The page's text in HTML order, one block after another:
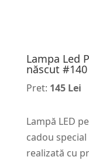
Lampa Led
născut #140
Pret: 145 Lei
Lampă LED
cadou
realizată cu